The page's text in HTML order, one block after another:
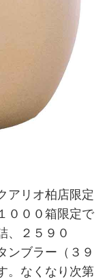
アリオ柏店限定
０００箱限定で
、２５９０
ンブラー（３９
。なくなり次第